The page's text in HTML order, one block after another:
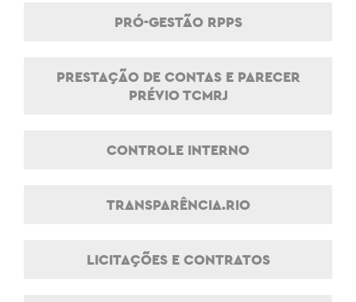
PRÓ-GESTÃO RPPS
PRESTAÇÃO DE CONTAS E PARECER
PRÉVIO TCMRJ
CONTROLE INTERNO
TRANSPARÊNCIA.RIO
LICITAÇÕES E CONTRATOS